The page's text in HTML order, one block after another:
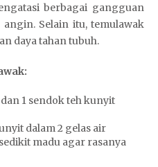
berbagai gangguan
Selain itu, temulawak
daya tahan tubuh.
1 sendok teh kunyit
dalam 2 gelas air
madu agar rasanya